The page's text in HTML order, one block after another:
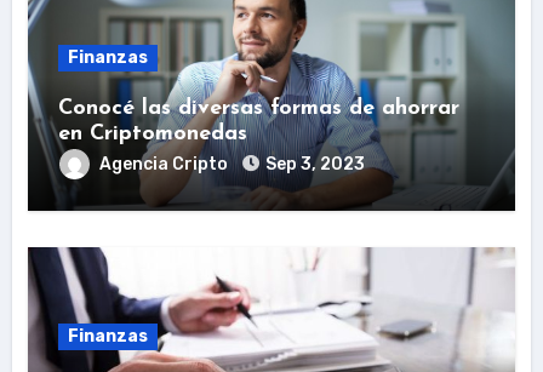
Finanzas
Conocé las diversas formas de ahorrar
en Criptomonedas
Agencia Cripto Sep 3, 2023
Finanzas